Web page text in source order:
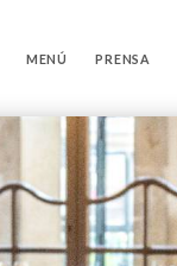
MENÚ PRENSA